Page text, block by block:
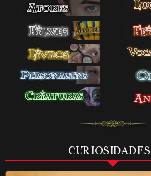
CURIOSIDADES